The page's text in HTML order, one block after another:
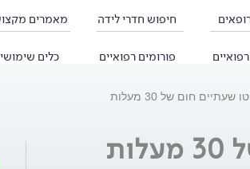
חיפוש חדרי לידה מאמרים
פורומים רפואיים כלים
חום של 30 מעלות